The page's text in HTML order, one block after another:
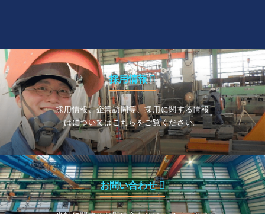
採用情報
採用情報、企業訪問等、採用に関する情報
はについてはこちらをご覧ください。
お問い合わせ